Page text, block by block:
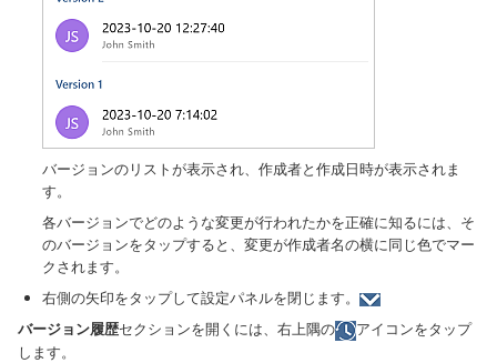
バージョンのリストが表示され、作成者と作成日時が表示されま
す。
各バージョンでどのような変更が行われたかを正確に知るには、そ
のバージョンをタップすると、変更が作成者名の横に同じ色でマー
クされます。
右側の矢印をタップして設定パネルを閉じます。
バージョン履歴セクションを開くには、右上隅の
アイコンをタップ
します。